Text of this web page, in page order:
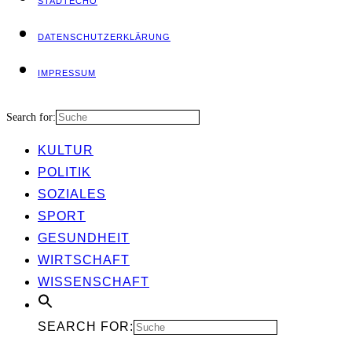
DATEN­SCHUTZ­ER­KLÄ­RUNG
IMPRES­SUM
Search for:
KUL­TUR
POLI­TIK
SOZIA­LES
SPORT
GESUND­HEIT
WIRT­SCHAFT
WIS­SEN­SCHAFT
SEARCH FOR: